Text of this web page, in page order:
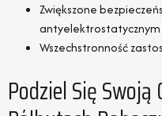
Zwiększone
antyelektrostatycznym
Wszechstronność
Podziel Się